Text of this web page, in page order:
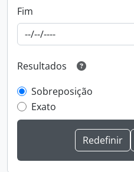
Fim
Resultados
Sobreposição
Exato